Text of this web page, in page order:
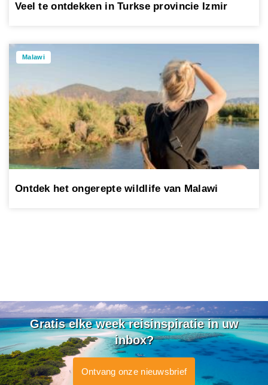
Veel te ontdekken in Turkse provincie Izmir
Malawi
Ontdek het ongerepte wildlife van Malawi
Gratis elke week reisinspiratie in uw
inbox?
Ontvang onze nieuwsbrief